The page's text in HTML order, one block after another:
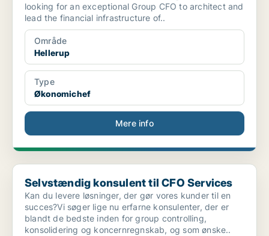
looking for an exceptional Group CFO to architect and
lead the financial infrastructure of..
Område
Hellerup
Type
Økonomichef
Mere info
Selvstændig konsulent til CFO Services
Selvstændig konsulent til CFO Services
Kan du levere løsninger, der gør vores kunder til en
succes?Vi søger lige nu erfarne konsulenter, der er
blandt de bedste inden for group controlling,
konsolidering og koncernregnskab, og som ønske..